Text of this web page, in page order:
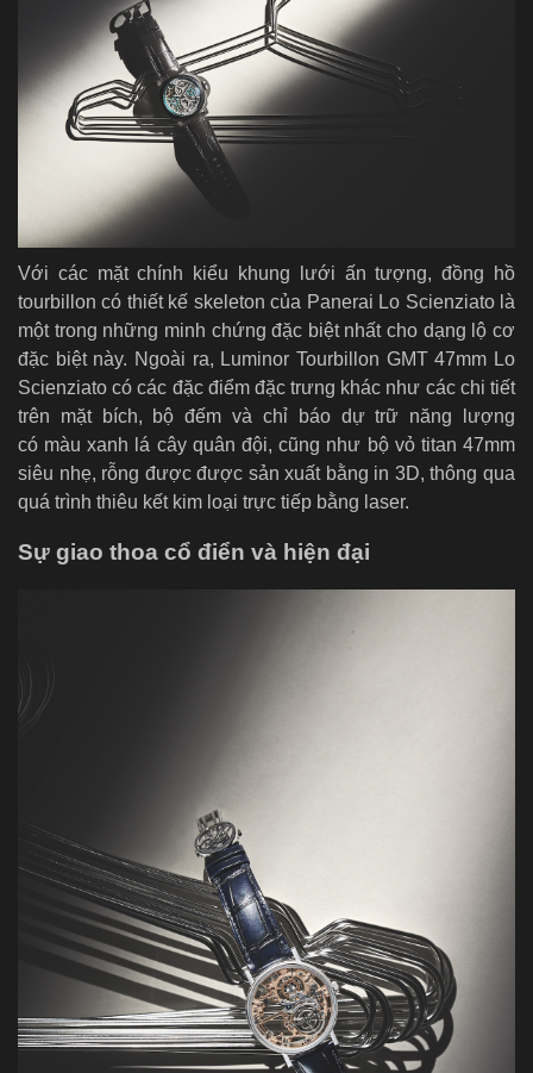
Với các mặt chính kiểu khung lưới ấn tượng, đồng hồ
tourbillon có thiết kế skeleton của Panerai Lo Scienziato là
một trong những minh chứng đặc biệt nhất cho dạng lộ cơ
đặc biệt này. Ngoài ra, Luminor Tourbillon GMT 47mm Lo
Scienziato có các đặc điểm đặc trưng khác như các chi tiết
trên mặt bích, bộ đếm và chỉ báo dự trữ năng lượng
có màu xanh lá cây quân đội, cũng như bộ vỏ titan 47mm
siêu nhẹ, rỗng được được sản xuất bằng in 3D, thông qua
quá trình thiêu kết kim loại trực tiếp bằng laser.
Sự giao thoa cổ điển và hiện đại